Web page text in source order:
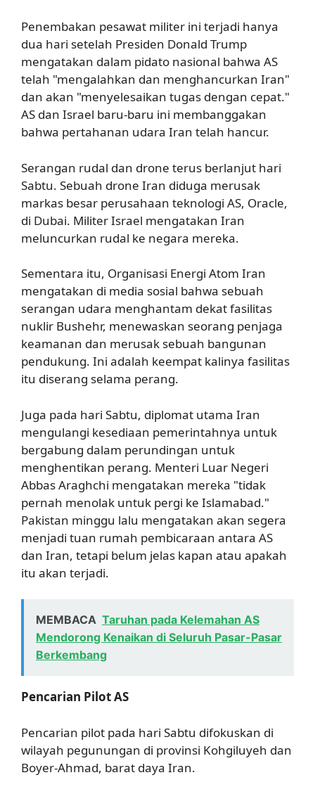
Penembakan pesawat militer ini terjadi hanya
dua hari setelah Presiden Donald Trump
mengatakan dalam pidato nasional bahwa AS
telah "mengalahkan dan menghancurkan Iran"
dan akan "menyelesaikan tugas dengan cepat."
AS dan Israel baru-baru ini membanggakan
bahwa pertahanan udara Iran telah hancur.
Serangan rudal dan drone terus berlanjut hari
Sabtu. Sebuah drone Iran diduga merusak
markas besar perusahaan teknologi AS, Oracle,
di Dubai. Militer Israel mengatakan Iran
meluncurkan rudal ke negara mereka.
Sementara itu, Organisasi Energi Atom Iran
mengatakan di media sosial bahwa sebuah
serangan udara menghantam dekat fasilitas
nuklir Bushehr, menewaskan seorang penjaga
keamanan dan merusak sebuah bangunan
pendukung. Ini adalah keempat kalinya fasilitas
itu diserang selama perang.
Juga pada hari Sabtu, diplomat utama Iran
mengulangi kesediaan pemerintahnya untuk
bergabung dalam perundingan untuk
menghentikan perang. Menteri Luar Negeri
Abbas Araghchi mengatakan mereka "tidak
pernah menolak untuk pergi ke Islamabad."
Pakistan minggu lalu mengatakan akan segera
menjadi tuan rumah pembicaraan antara AS
dan Iran, tetapi belum jelas kapan atau apakah
itu akan terjadi.
MEMBACA Taruhan pada Kelemahan AS
Mendorong Kenaikan di Seluruh Pasar-Pasar
Berkembang
Pencarian Pilot AS
Pencarian pilot pada hari Sabtu difokuskan di
wilayah pegunungan di provinsi Kohgiluyeh dan
Boyer-Ahmad, barat daya Iran.